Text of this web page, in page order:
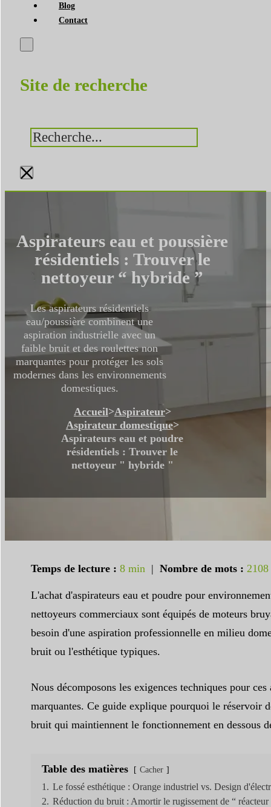
Blog
Contact
Site de recherche
Rechercher
×
Aspirateurs eau et poussière
résidentiels : Trouver le
nettoyeur “ hybride ”
Les aspirateurs résidentiels
eau/poussière combinent une
aspiration industrielle avec un
faible bruit et des roulettes non
marquantes pour protéger les sols
modernes dans les environnements
domestiques.
Accueil>Aspirateur>
Aspirateur domestique>
Aspirateurs eau et poudre
résidentiels : Trouver le
nettoyeur " hybride "
Temps de lecture : 8 min| Nombre de mots : 2108
L'achat d'aspirateurs eau et poudre pour
nettoyeurs commerciaux sont équipés de moteurs
besoin d'une aspiration professionnelle en milieu
bruit ou l'esthétique typiques.
Nous décomposons les exigences techniques pour
marquantes. Ce guide explique pourquoi le
bruit qui maintiennent le fonctionnement en dessous
Table des matières Cacher
1. Le fossé esthétique : Orange industriel vs. Design
2. Réduction du bruit : Amortir le rugissement de “ réacteur